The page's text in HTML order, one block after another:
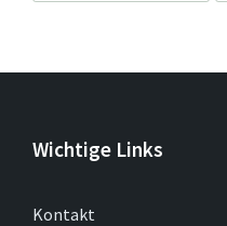
Wichtige Links
Kontakt